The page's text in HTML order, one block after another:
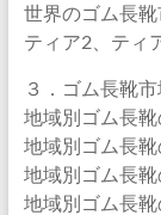
世界のゴム長靴
ティア2、ティ
３．ゴム長靴
地域別ゴム長
地域別ゴム長
地域別ゴム長
地域別ゴム長